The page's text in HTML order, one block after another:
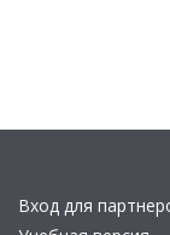
Вход для